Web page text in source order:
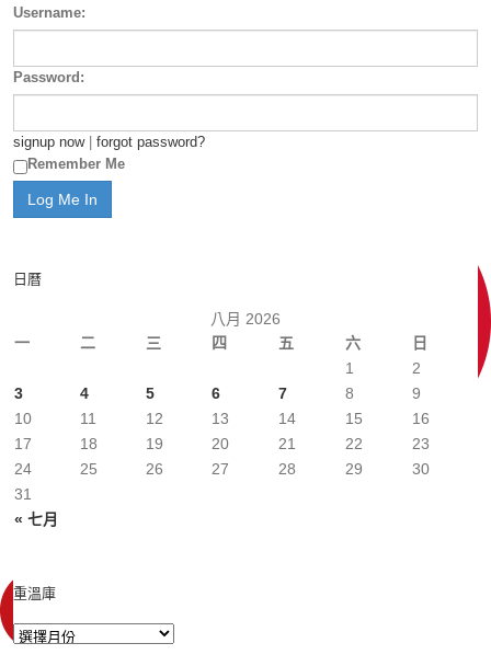
Username:
Password:
signup now| forgot password?
Remember Me
日曆
八月 2026
一
二 三 四 五 六 日
« 七月
1
2
3
4 5 6 7 8
9
10
11 12 13 14 15
16
17
18 19 20 21 22
23
24
25 26 27 28 29
30
31
重溫庫